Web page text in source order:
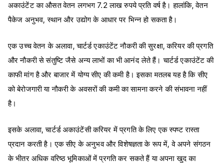
अकाउंटेंट का औसत वेतन लगभग 7.2लाख रुपये प्रति वर्ष है। हालांकि,वेतन
पैकेज अनुभव,स्थान और उद्योग के आधार पर भिन्न हो सकता है।
एक उच्च वेतन के अलावा,चार्टर्ड एकाउंटेंट नौकरी की सुरक्षा,करियर की प्रगति
और नौकरी से संतुष्टि जैसे अन्य लाभों का भी आनंद लेते हैं। चार्टर्ड एकाउंटेंट की
काफी मांग है और बाजार में योग्य सीए की कमी है। इसका मतलब यह है कि सीए
को बेरोजगारी या नौकरी के अवसरों की कमी का सामना करने की संभावना नहीं
है।
इसके अलावा,चार्टर्ड अकाउंटेंसी करियर में प्रगति के लिए एक स्पष्ट रास्ता
प्रदान करती है। एक सीए के अनुभव और विशेषज्ञता के रूप में,वे अपने संगठन
के भीतर अधिक वरिष्ठ भूमिकाओं में प्रगति कर सकते हैं या अपना खुद का